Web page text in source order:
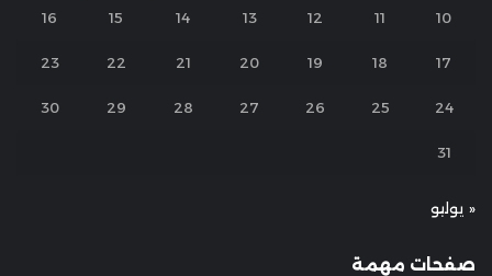
10
11
12
13
14
15
16
17
18
19
20
21
22
23
24
25
26
27
28
29
30
31
« يوليو
صفحات مهمة